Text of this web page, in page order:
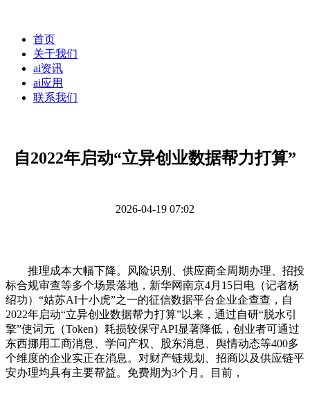
首页
关于我们
ai资讯
ai应用
联系我们
自2022年启动“立异创业数据帮力打算”
2026-04-19 07:02
推理成本大幅下降。风险识别、供应商全周期办理、招投
标合规审查等多个场景落地，新华网南京4月15日电（记者杨
绍功）“姑苏AI十小虎”之一的征信数据平台企业企查查，自
2022年启动“立异创业数据帮力打算”以来，通过自研“脱水引
擎”使词元（Token）耗损较保守API显著降低，创业者可通过
东西挪用工商消息、学问产权、股东消息、舆情动态等400多
个维度的企业实正在消息。对财产链规划、招商以及供应链平
安办理均具有主要帮益。免费期为3个月。目前，